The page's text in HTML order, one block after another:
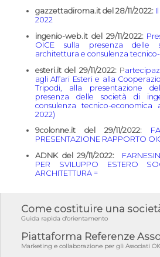
gazzettadiroma.it del 28/11/2022:
2022
ingenio-web.it del 29/11/2022:
OICE sulla presenza delle
architettura e consulenza
esteri.it del 29/11/2022:P
agli Affari Esteri e alla
Tripodi, alla presentazione
presenza delle società di
consulenza tecnico-economica
2022)
9colonne.it del 29/11/2022:
PRESENTAZIONE RAPPORTO
ADNK del 29/11/2022:
PER SVILUPPO ESTERO
ARCHITETTURA =
Come costituire una
Guida rapida d'orientamento
Piattaforma Referenze
Marketing e collaborazione per gli Associati